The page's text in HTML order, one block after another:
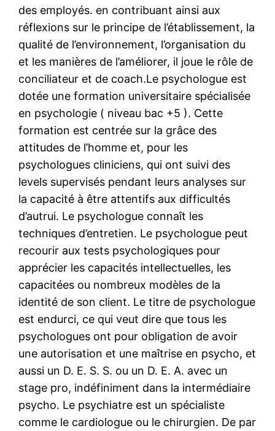
des employés. en contribuant ainsi aux
réflexions sur le principe de l’établissement, la
qualité de l’environnement, l’organisation du
et les manières de l’améliorer, il joue le rôle de
conciliateur et de coach.Le psychologue est
dotée une formation universitaire spécialisée
en psychologie ( niveau bac +5 ). Cette
formation est centrée sur la grâce des
attitudes de l’homme et, pour les
psychologues cliniciens, qui ont suivi des
levels supervisés pendant leurs analyses sur
la capacité à être attentifs aux difficultés
d’autrui. Le psychologue connaît les
techniques d’entretien. Le psychologue peut
recourir aux tests psychologiques pour
apprécier les capacités intellectuelles, les
capacitées ou nombreux modèles de la
identité de son client. Le titre de psychologue
est endurci, ce qui veut dire que tous les
psychologues ont pour obligation de avoir
une autorisation et une maîtrise en psycho, et
aussi un D. E. S. S. ou un D. E. A. avec un
stage pro, indéfiniment dans la intermédiaire
psycho. Le psychiatre est un spécialiste
comme le cardiologue ou le chirurgien. De par